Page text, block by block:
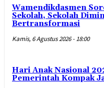
Wamendikdasmen
Sekolah, Sekolah
Bertransformasi
Kamis, 6 Agustus 2026 - 18:00
Hari Anak Nasional
Pemerintah Kompak